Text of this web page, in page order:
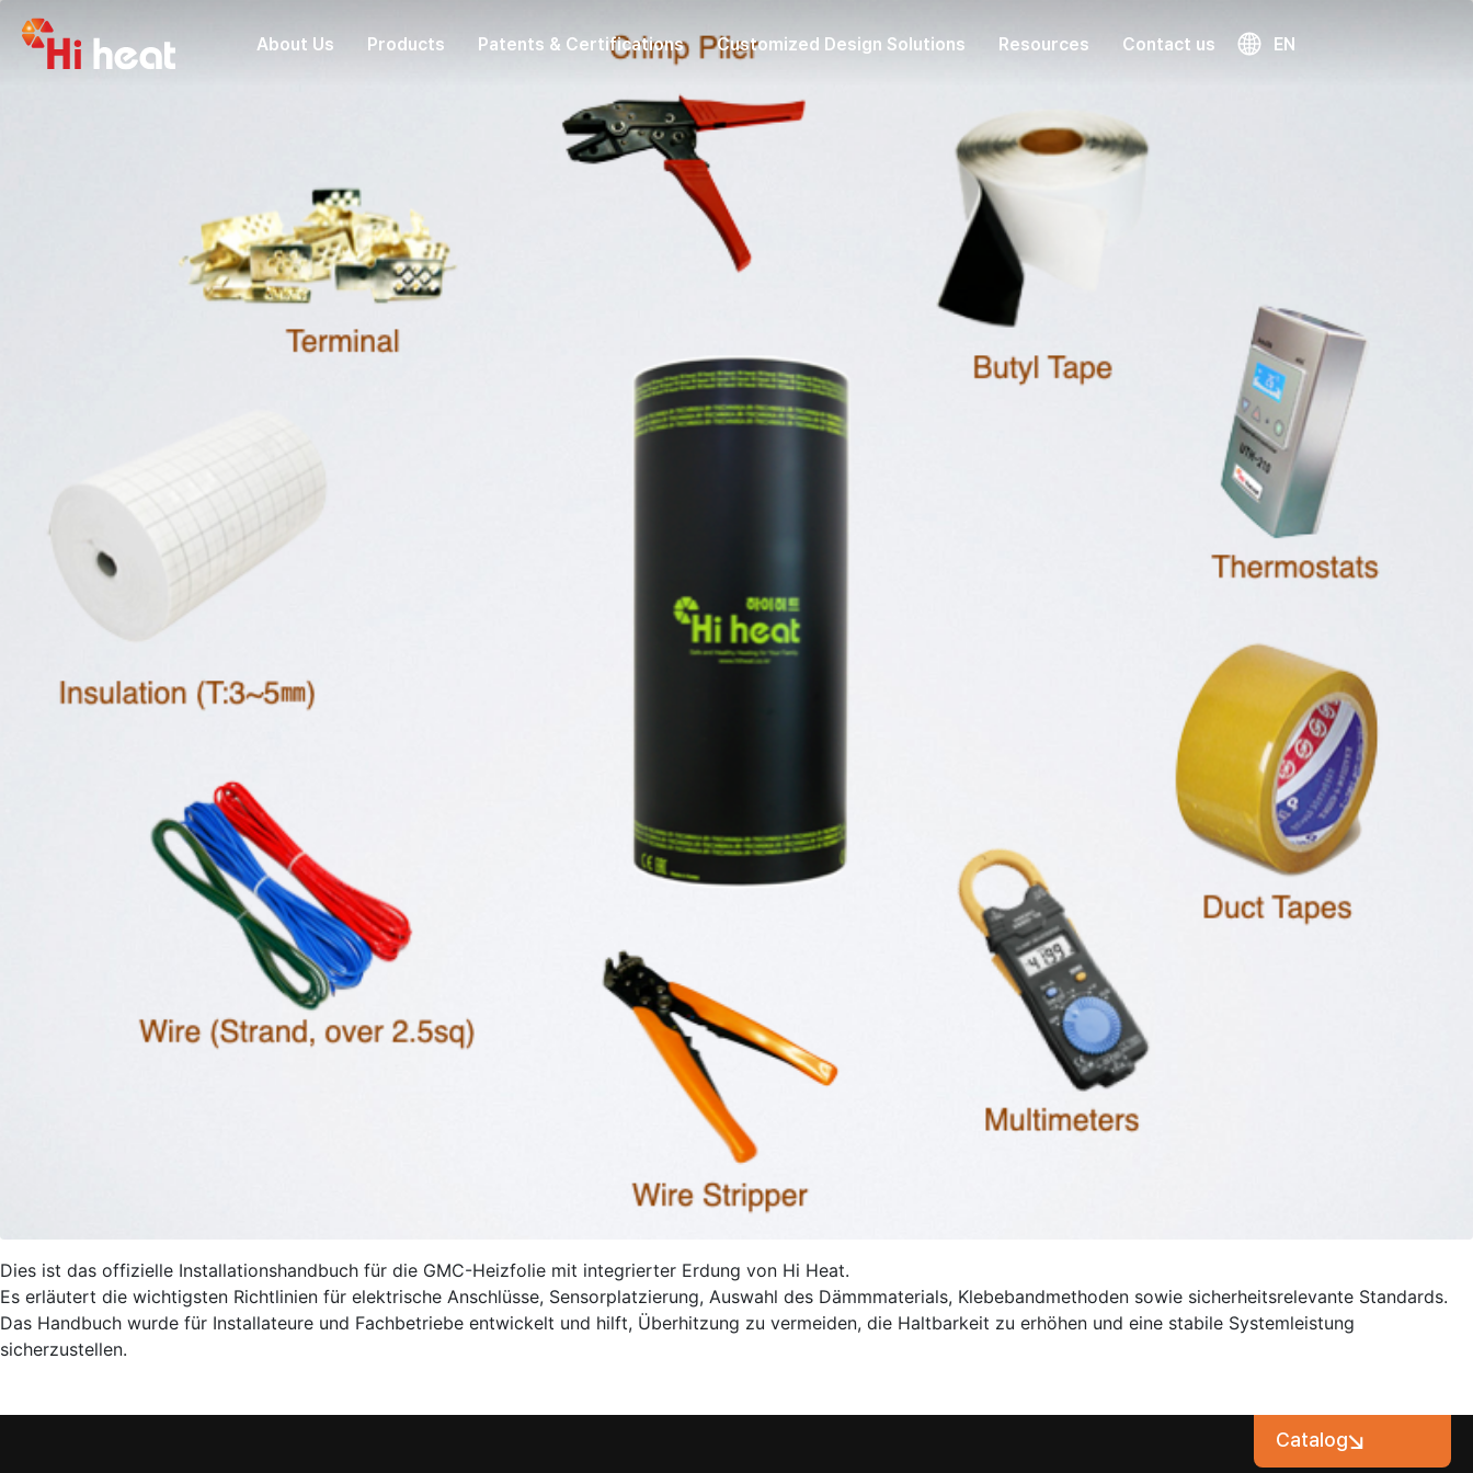
About Us Products Patents & Certifications Customized Design Solutions Resources Contact us EN
Dies ist das offizielle Installationshandbuch für die GMC-Heizfolie mit integrierter Erdung von Hi Heat.
Es erläutert die wichtigsten Richtlinien für elektrische Anschlüsse, Sensorplatzierung, Auswahl des Dämmmaterials, Klebebandmethoden sowie sicherheitsrelevante Standards.
Das Handbuch wurde für Installateure und Fachbetriebe entwickelt und hilft, Überhitzung zu vermeiden, die Haltbarkeit zu erhöhen und eine stabile Systemleistung
sicherzustellen.
Catalog